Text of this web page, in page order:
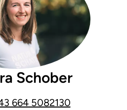
Schober
664 5082130